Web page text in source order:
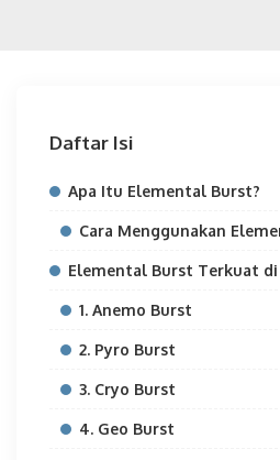
Daftar Isi
Apa Itu Elemental Burst?
Cara Menggunakan
Elemental Burst Terkuat
1. Anemo Burst
2. Pyro Burst
3. Cryo Burst
4. Geo Burst